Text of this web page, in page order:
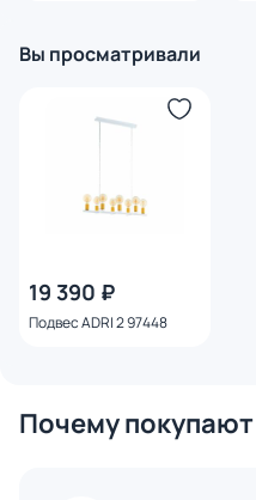
Вы просматривали
19 390 ₽
Подвес ADRI 2 97448
Почему